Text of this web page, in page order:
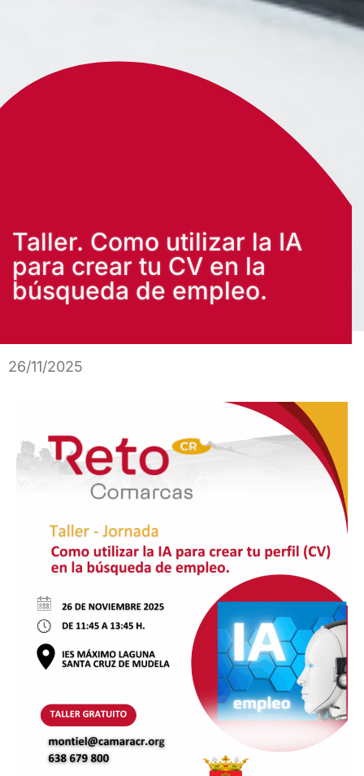
Taller. Como utilizar la IA
para crear tu CV en la
búsqueda de empleo.
26/11/2025